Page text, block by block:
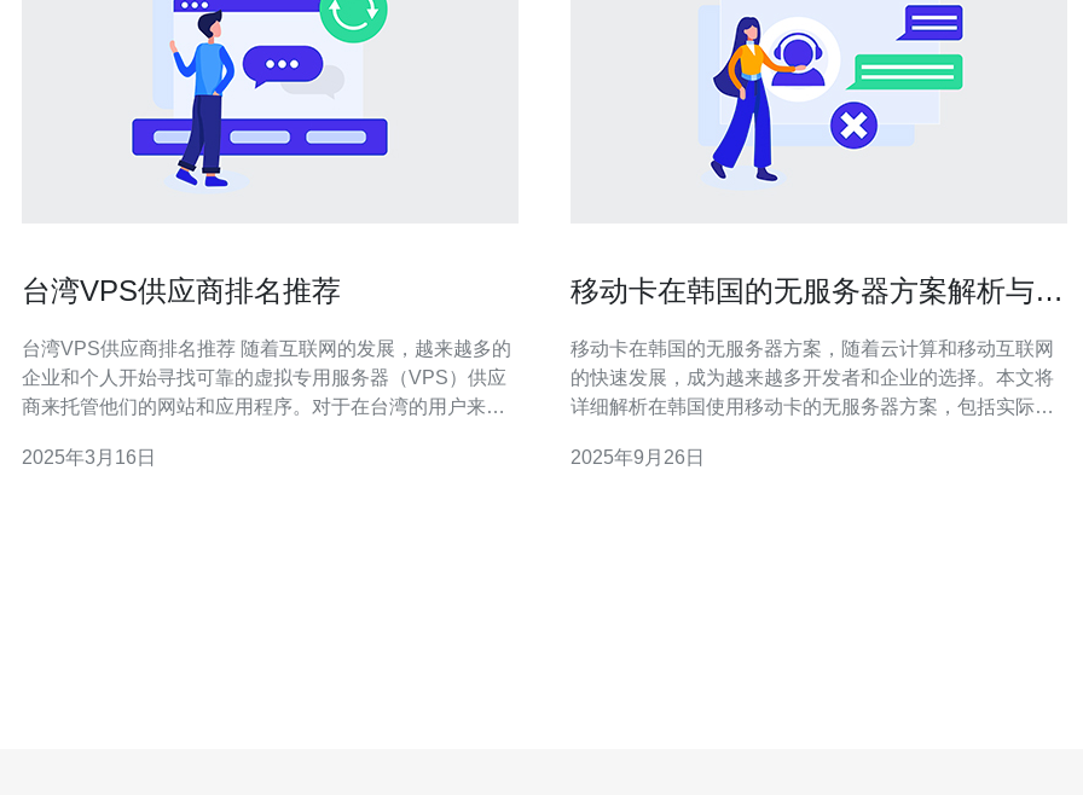
台湾VPS供应商排名推荐
台湾VPS供应商排名推荐 随着互联网的发展，越来越多的
企业和个人开始寻找可靠的虚拟专用服务器（VPS）供应
商来托管他们的网站和应用程序。对于在台湾的用户来
介绍一些在台湾市场上排名靠前的VPS供应商，帮助您做
2025年3月16日
移动卡在韩国的无服务器方案解析与推
移动卡在韩国的无服务器方案，随着云计算和移动互联网
的快速发展，成为越来越多开发者和企业的选择。本文将
详细解析在韩国使用移动卡的无服务器方案，包括实际操
势 无服务器架构（Serverless Architecture）是指开发者不
2025年9月26日